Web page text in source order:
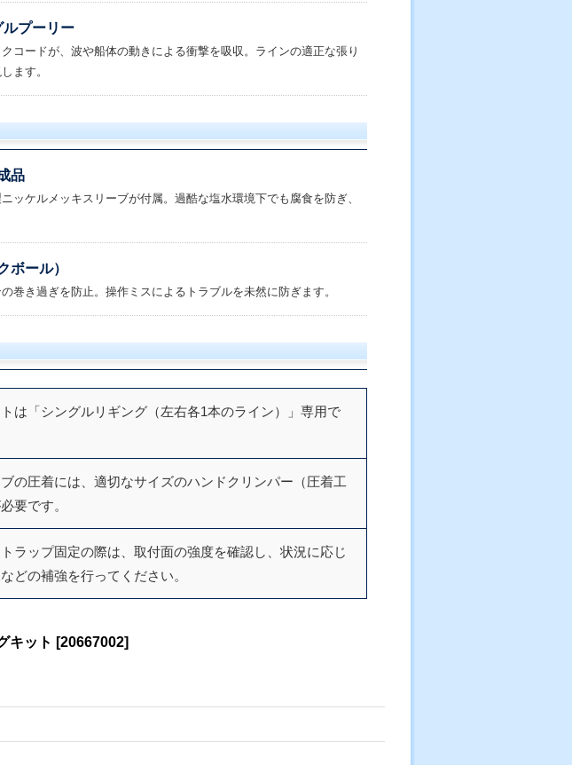
プーリー
コードが、波や船体の動きによる衝撃を吸収。ラインの適正な張り
ます。
品
ッケルメッキスリーブが付属。過酷な塩水環境下でも腐食を防ぎ、
ボール）
巻き過ぎを防止。操作ミスによるトラブルを未然に防ぎます。
は「シングルリギング（左右各1本のライン）」専用で
の圧着には、適切なサイズのハンドクリンパー（圧着工
要です。
ラップ固定の際は、取付面の強度を確認し、状況に応じ
どの補強を行ってください。
キット [20667002]